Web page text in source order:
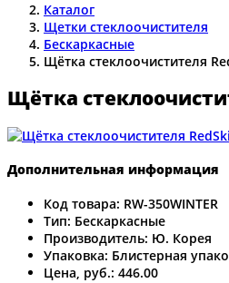
Каталог
Щетки стеклоочистителя
Бескаркасные
Щётка стеклоочистителя
Щётка
Дополнительная информация
Код товара: RW-350WINTER
Тип: Бескаркасные
Производитель: Ю. Корея
Упаковка: Блистерная
Цена, руб.: 446.00